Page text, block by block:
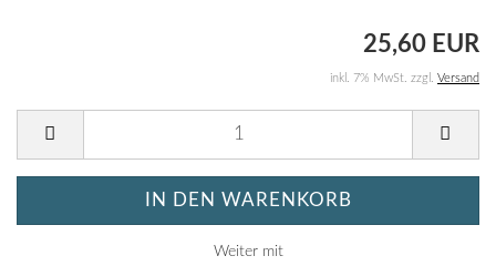
25,60 EUR
inkl. 7% MwSt. zzgl. Versand
Weiter mit